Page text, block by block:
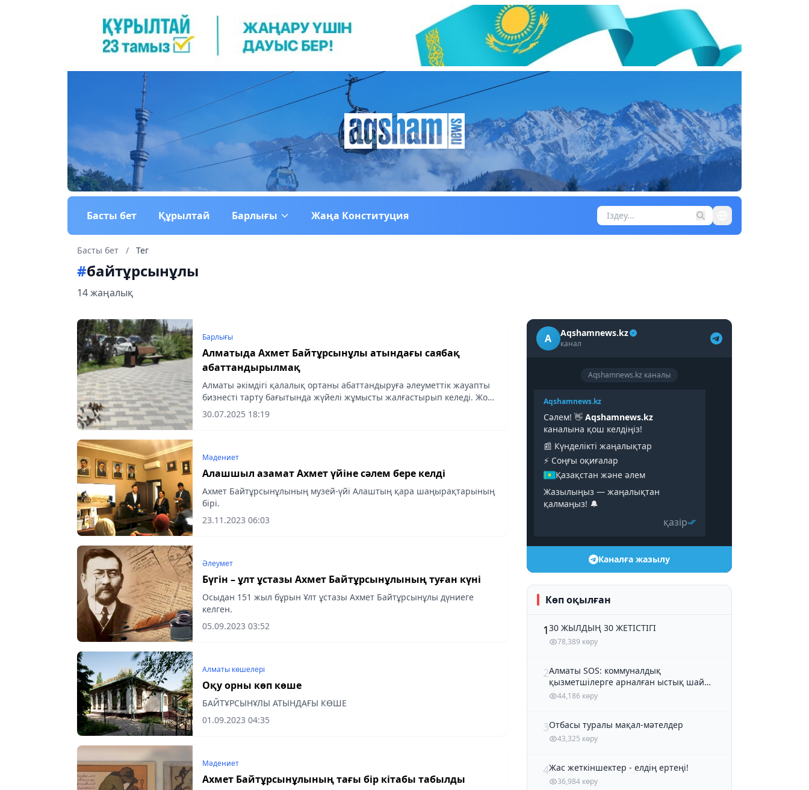
Басты бет Құрылтай Барлығы Жаңа Конституция
Басты бет / Тег
#байтұрсынұлы
14 жаңалық
Барлығы
Алматыда Ахмет Байтұрсынұлы атындағы саябақ
абаттандырылмақ
Алматы әкімдігі қалалық ортаны абаттандыруға әлеуметтік жауапты
бизнесті тарту бағытында жүйелі жұмысты жалғастырып келеді. Жоба
аясында «Целинный» заманауи мәдениет орталығының жанындағы
Ахмет...
30.07.2025 18:19
Мәдениет
Алашшыл азамат Ахмет үйіне сәлем бере келді
Ахмет Байтұрсынұлының музей-үйі Алаштың қара шаңырақтарының
бірі.
23.11.2023 06:03
Әлеумет
Бүгін – ұлт ұстазы Ахмет Байтұрсынұлының туған күні
Осыдан 151 жыл бұрын Ұлт ұстазы Ахмет Байтұрсынұлы дүниеге
келген.
05.09.2023 03:52
Алматы көшелері
Оқу орны көп көше
БАЙТҰРСЫНҰЛЫ АТЫНДАҒЫ КӨШЕ
01.09.2023 04:35
Мәдениет
Ахмет Байтұрсынұлының тағы бір кітабы табылды
A Aqshamnews.kz
канал
Aqshamnews.kz каналы
Aqshamnews.kz
Сәлем! 👋 Aqshamnews.kz
каналына қош келдіңіз!
📰 Күнделікті жаңалықтар
⚡️ Соңғы оқиғалар
Қазақстан және әлем
Жазылыңыз — жаңалықтан
қалмаңыз! 🔔
қазір
Каналға жазылу
Көп оқылған
130 ЖЫЛДЫҢ 30 ЖЕТІСТІГІ
78,389 көру
2Алматы SOS: коммуналдық
қызметшілерге арналған ыстық шай
және кондитер өнімдері
44,186 көру
3Отбасы туралы мақал-мәтелдер
43,325 көру
4Жас жеткіншектер - елдің ертеңі!
36,984 көру